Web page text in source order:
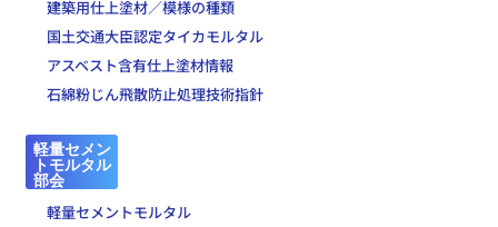
建築用仕上塗材／模様の種類
国土交通大臣認定タイカモルタル
アスベスト含有仕上塗材情報
石綿粉じん飛散防止処理技術指針
軽量セメン
トモルタル
部会
軽量セメントモルタル